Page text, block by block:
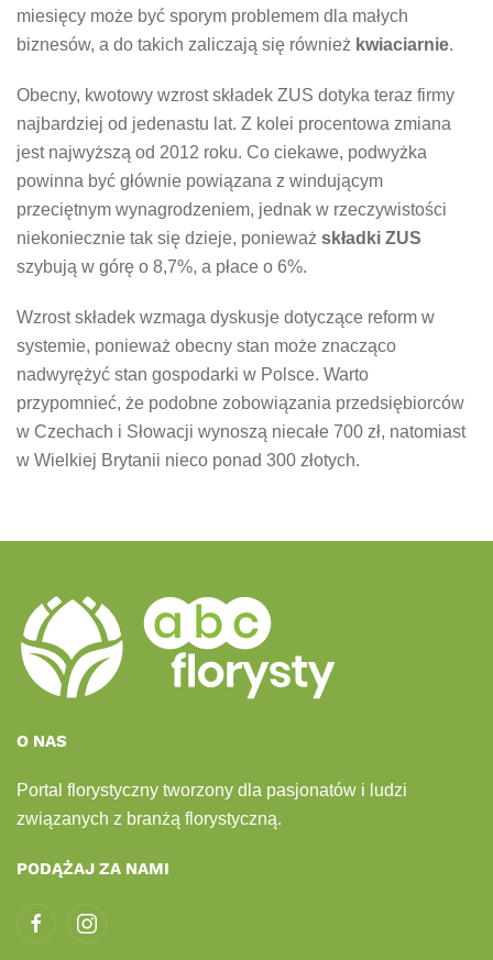
miesięcy może być sporym problemem dla małych
biznesów, a do takich zaliczają się również kwiaciarnie.
Obecny, kwotowy wzrost składek ZUS dotyka teraz firmy
najbardziej od jedenastu lat. Z kolei procentowa zmiana
jest najwyższą od 2012 roku. Co ciekawe, podwyżka
powinna być głównie powiązana z windującym
przeciętnym wynagrodzeniem, jednak w rzeczywistości
niekoniecznie tak się dzieje, ponieważ składki ZUS
szybują w górę o 8,7%, a płace o 6%.
Wzrost składek wzmaga dyskusje dotyczące reform w
systemie, ponieważ obecny stan może znacząco
nadwyrężyć stan gospodarki w Polsce. Warto
przypomnieć, że podobne zobowiązania przedsiębiorców
w Czechach i Słowacji wynoszą niecałe 700 zł, natomiast
w Wielkiej Brytanii nieco ponad 300 złotych.
O NAS
Portal florystyczny tworzony dla pasjonatów i ludzi
związanych z branżą florystyczną.
PODĄŻAJ ZA NAMI